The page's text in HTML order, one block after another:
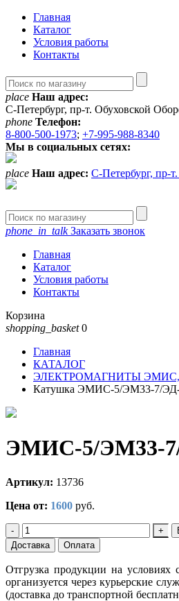
Главная
Каталог
Условия работы
Контакты
place Наш адрес:
С-Петербург, пр-т. Обуховской
phone Телефон:
8-800-500-1973; +7-995-988-8340
Мы в социальных сетях:
place Наш адрес: С-Петербург, пр-
phone_in_talkЗаказать звонок
Главная
Каталог
Условия работы
Контакты
Корзина
shopping_basket 0
Главная
КАТАЛОГ
ЭЛЕКТРОМАГНИТЫ
Катушка ЭМИС-5/ЭМ33-7/ЭД-
ЭМИС-5/ЭМ33-7/
Артикул: 13736
Цена от: 1600 руб.
- +
Доставка
Оплата
Отгрузка продукции на условиях
организуется через курьерские
(доставка до транспортной